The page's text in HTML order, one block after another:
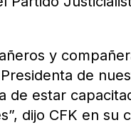
y
de
de estar
dijo CFK en su